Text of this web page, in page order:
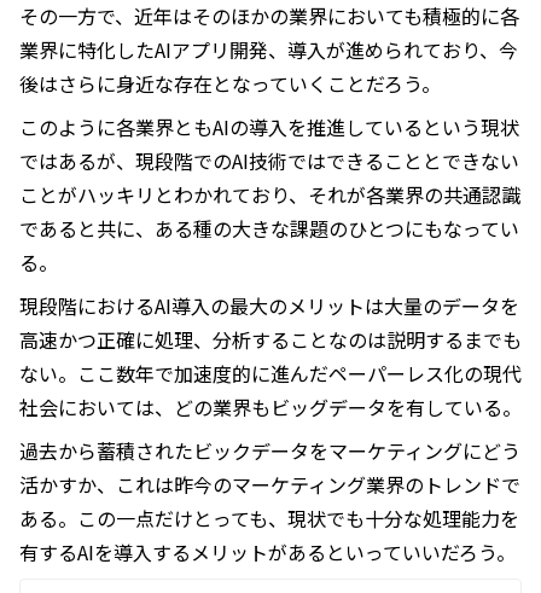
その一方で、近年はそのほかの業界においても積極的に各
業界に特化したAIアプリ開発、導入が進められており、今
後はさらに身近な存在となっていくことだろう。
このように各業界ともAIの導入を推進しているという現状
ではあるが、現段階でのAI技術ではできることとできない
ことがハッキリとわかれており、それが各業界の共通認識
であると共に、ある種の大きな課題のひとつにもなってい
る。
現段階におけるAI導入の最大のメリットは大量のデータを
高速かつ正確に処理、分析することなのは説明するまでも
ない。ここ数年で加速度的に進んだペーパーレス化の現代
社会においては、どの業界もビッグデータを有している。
過去から蓄積されたビックデータをマーケティングにどう
活かすか、これは昨今のマーケティング業界のトレンドで
ある。この一点だけとっても、現状でも十分な処理能力を
有するAIを導入するメリットがあるといっていいだろう。